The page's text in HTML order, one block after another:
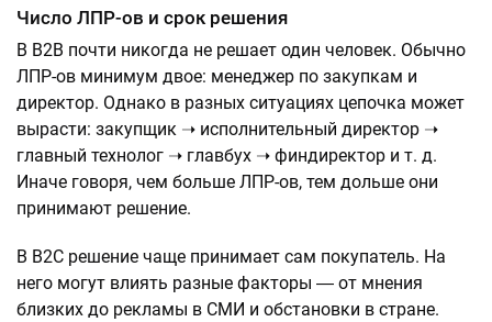
Число ЛПР-ов и срок решения
В B2B почти никогда не решает один человек. Обычно
ЛПР-ов минимум двое: менеджер по закупкам и
директор. Однако в разных ситуациях цепочка может
вырасти: закупщик ➝ исполнительный директор ➝
главный технолог ➝ главбух ➝ финдиректор и т. д.
Иначе говоря, чем больше ЛПР-ов, тем дольше они
принимают решение.
В B2C решение чаще принимает сам покупатель. На
него могут влиять разные факторы ― от мнения
близких до рекламы в СМИ и обстановки в стране.